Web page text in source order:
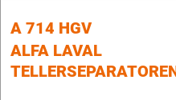
A 714 HGV
ALFA LAVAL